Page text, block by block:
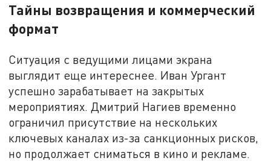
Тайны возвращения и коммерческий
формат
Ситуация с ведущими лицами экрана
выглядит еще интереснее. Иван Ургант
успешно зарабатывает на закрытых
мероприятиях. Дмитрий Нагиев временно
ограничил присутствие на нескольких
ключевых каналах из-за санкционных рисков,
но продолжает сниматься в кино и рекламе.